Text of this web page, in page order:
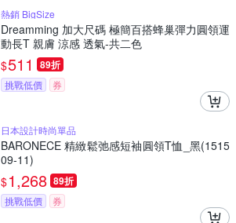
熱銷 BigSize
Dreamming 加大尺碼 極簡百搭蜂巢彈力圓領運
動長T 親膚 涼感 透氣-共二色
$511 89折
挑戰低價 券
日本設計時尚單品
BARONECE 精緻鬆弛感短袖圓領T恤_黑(1515
09-11)
$1,268 89折
挑戰低價 券